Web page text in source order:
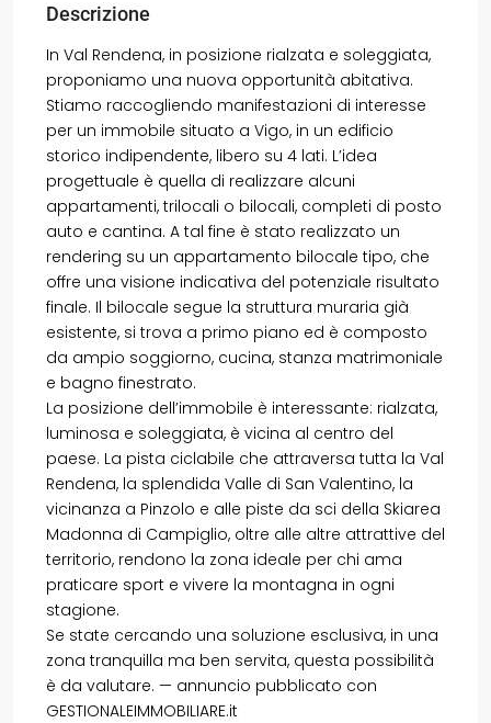
Descrizione
In Val Rendena, in posizione rialzata e soleggiata,
proponiamo una nuova opportunità abitativa.
Stiamo raccogliendo manifestazioni di interesse
per un immobile situato a Vigo, in un edificio
storico indipendente, libero su 4 lati. L’idea
progettuale è quella di realizzare alcuni
appartamenti, trilocali o bilocali, completi di posto
auto e cantina. A tal fine è stato realizzato un
rendering su un appartamento bilocale tipo, che
offre una visione indicativa del potenziale risultato
finale. Il bilocale segue la struttura muraria già
esistente, si trova a primo piano ed è composto
da ampio soggiorno, cucina, stanza matrimoniale
e bagno finestrato.
La posizione dell’immobile è interessante: rialzata,
luminosa e soleggiata, è vicina al centro del
paese. La pista ciclabile che attraversa tutta la Val
Rendena, la splendida Valle di San Valentino, la
vicinanza a Pinzolo e alle piste da sci della Skiarea
Madonna di Campiglio, oltre alle altre attrattive del
territorio, rendono la zona ideale per chi ama
praticare sport e vivere la montagna in ogni
stagione.
Se state cercando una soluzione esclusiva, in una
zona tranquilla ma ben servita, questa possibilità
è da valutare. — annuncio pubblicato con
GESTIONALEIMMOBILIARE.it